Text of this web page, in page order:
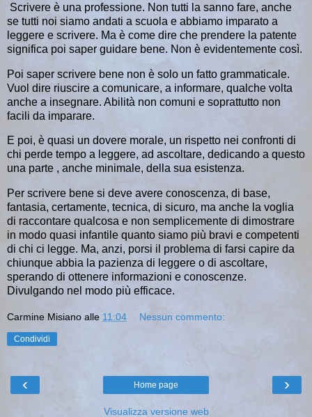
Scrivere è una professione. Non tutti la sanno fare, anche
se tutti noi siamo andati a scuola e abbiamo imparato a
leggere e scrivere. Ma è come dire che prendere la patente
significa poi saper guidare bene. Non è evidentemente così.
Poi saper scrivere bene non è solo un fatto grammaticale.
Vuol dire riuscire a comunicare, a informare, qualche volta
anche a insegnare. Abilità non comuni e soprattutto non
facili da imparare.
E poi, è quasi un dovere morale, un rispetto nei confronti di
chi perde tempo a leggere, ad ascoltare, dedicando a questo
una parte , anche minimale, della sua esistenza.
Per scrivere bene si deve avere conoscenza, di base,
fantasia, certamente, tecnica, di sicuro, ma anche la voglia
di raccontare qualcosa e non semplicemente di dimostrare
in modo quasi infantile quanto siamo più bravi e competenti
di chi ci legge. Ma, anzi, porsi il problema di farsi capire da
chiunque abbia la pazienza di leggere o di ascoltare,
sperando di ottenere informazioni e conoscenze.
Divulgando nel modo più efficace.
Carmine Misiano alle 11:04 Nessun commento:
Condividi
‹ ›
Home page
Visualizza versione web